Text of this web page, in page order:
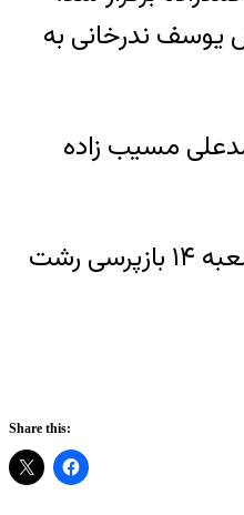
کشیش یوسف ندرخانی به
مسیب زاده
بعدتر محمدعلی مسیب زاده و زمان فدایی با تودیع وثیقه ۱۰۰ میلیون تومانی به طور موقت آزاد شدنداما بازپرس جلیلی در شعبه ۱۴ بازپرسی رشت
Share this: